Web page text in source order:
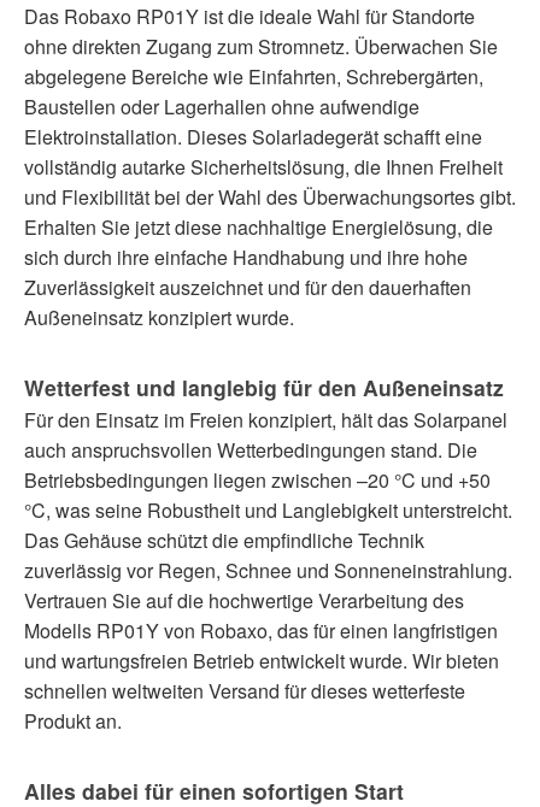
Das Robaxo RP01Y ist die ideale Wahl für Standorte
ohne direkten Zugang zum Stromnetz. Überwachen Sie
abgelegene Bereiche wie Einfahrten, Schrebergärten,
Baustellen oder Lagerhallen ohne aufwendige
Elektroinstallation. Dieses Solarladegerät schafft eine
vollständig autarke Sicherheitslösung, die Ihnen Freiheit
und Flexibilität bei der Wahl des Überwachungsortes gibt.
Erhalten Sie jetzt diese nachhaltige Energielösung, die
sich durch ihre einfache Handhabung und ihre hohe
Zuverlässigkeit auszeichnet und für den dauerhaften
Außeneinsatz konzipiert wurde.
Wetterfest und langlebig für den Außeneinsatz
Für den Einsatz im Freien konzipiert, hält das Solarpanel
auch anspruchsvollen Wetterbedingungen stand. Die
Betriebsbedingungen liegen zwischen –20 °C und +50
°C, was seine Robustheit und Langlebigkeit unterstreicht.
Das Gehäuse schützt die empfindliche Technik
zuverlässig vor Regen, Schnee und Sonneneinstrahlung.
Vertrauen Sie auf die hochwertige Verarbeitung des
Modells RP01Y von Robaxo, das für einen langfristigen
und wartungsfreien Betrieb entwickelt wurde. Wir bieten
schnellen weltweiten Versand für dieses wetterfeste
Produkt an.
Alles dabei für einen sofortigen Start